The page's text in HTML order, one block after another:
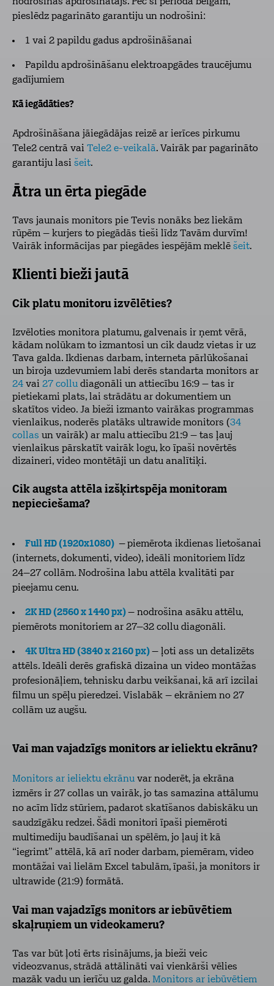
pieslēdz pagarināto garantiju un nodrošini:
1 vai 2 papildu gadus apdrošināšanai
Papildu apdrošināšanu elektroapgādes traucējumu
gadījumiem
Kā iegādāties?
Apdrošināšana jāiegādājas reizē ar ierīces pirkumu
Tele2 centrā vai Tele2 e-veikalā. Vairāk par pagarināto
garantiju lasi šeit.
Ātra un ērta piegāde
Tavs jaunais monitors pie Tevis nonāks bez liekām
rūpēm – kurjers to piegādās tieši līdz Tavām durvīm!
Vairāk informācijas par piegādes iespējām meklē šeit.
Klienti bieži jautā
Cik platu monitoru izvēlēties?
Izvēloties monitora platumu, galvenais ir ņemt vērā,
kādam nolūkam to izmantosi un cik daudz vietas ir uz
Tava galda. Ikdienas darbam, interneta pārlūkošanai
un biroja uzdevumiem labi derēs standarta monitors ar
24 vai 27 collu diagonāli un attiecību 16:9 – tas ir
pietiekami plats, lai strādātu ar dokumentiem un
skatītos video. Ja bieži izmanto vairākas programmas
vienlaikus, noderēs platāks ultrawide monitors (34
collas un vairāk) ar malu attiecību 21:9 – tas ļauj
vienlaikus pārskatīt vairāk logu, ko īpaši novērtēs
dizaineri, video montētāji un datu analītiķi.
Cik augsta attēla izšķirtspēja monitoram
nepieciešama?
Full HD (1920x1080) –piemērota ikdienas lietošanai
(internets, dokumenti, video), ideāli monitoriem līdz
24–27 collām. Nodrošina labu attēla kvalitāti par
pieejamu cenu.
2K HD (2560 x 1440 px)– nodrošina asāku attēlu,
piemērots monitoriem ar 27–32 collu diagonāli.
4K Ultra HD (3840 x 2160 px)– ļoti ass un detalizēts
attēls. Ideāli derēs grafiskā dizaina un video montāžas
profesionāļiem, tehnisku darbu veikšanai, kā arī izcilai
filmu un spēļu pieredzei. Vislabāk – ekrāniem no 27
collām uz augšu.
Vai man vajadzīgs monitors ar ieliektu ekrānu?
Monitors ar ieliektu ekrānu var noderēt, ja ekrāna
izmērs ir 27 collas un vairāk, jo tas samazina attālumu
no acīm līdz stūriem, padarot skatīšanos dabiskāku un
saudzīgāku redzei. Šādi monitori īpaši piemēroti
multimediju baudīšanai un spēlēm, jo ļauj it kā
“iegrimt” attēlā, kā arī noder darbam, piemēram, video
montāžai vai lielām Excel tabulām, īpaši, ja monitors ir
ultrawide (21:9) formātā.
Vai man vajadzīgs monitors ar iebūvētiem
skaļruņiem un videokameru?
Tas var būt ļoti ērts risinājums, ja bieži veic
videozvanus, strādā attālināti vai vienkārši vēlies
mazāk vadu un ierīču uz galda. Monitors ar iebūvētiem